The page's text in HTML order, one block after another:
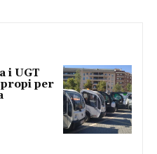
i UGT
per